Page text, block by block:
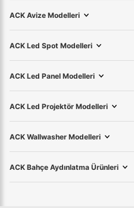
ACK Avize Modelleri
ACK Led Spot Modelleri
ACK Led Panel Modelleri
ACK Led Projektör Modelleri
ACK Wallwasher Modelleri
ACK Bahçe Aydınlatma Ürünleri